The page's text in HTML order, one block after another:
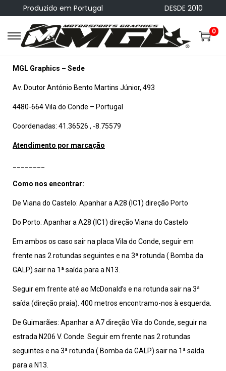
Produzido em Portugal DESDE 2010
0
MGL Graphics – Sede
Av. Doutor António Bento Martins Júnior, 493
4480-664 Vila do Conde – Portugal
Coordenadas: 41.36526 , -8.75579
Atendimento por marcação
Como nos encontrar:
De Viana do Castelo: Apanhar a A28 (IC1) direção Porto
Do Porto: Apanhar a A28 (IC1) direção Viana do Castelo
Em ambos os caso sair na placa Vila do Conde, seguir em
frente nas 2 rotundas seguintes e na 3ª rotunda ( Bomba da
GALP) sair na 1ª saída para a N13.
Seguir em frente até ao McDonald’s e na rotunda sair na 3ª
saída (direção praia). 400 metros encontramo-nos à esquerda.
De Guimarães: Apanhar a A7 direção Vila do Conde, seguir na
estrada N206 V. Conde. Seguir em frente nas 2 rotundas
seguintes e na 3ª rotunda ( Bomba da GALP) sair na 1ª saída
para a N13.